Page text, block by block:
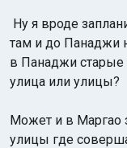
Ну я вроде
там и до Панаджи
в Панаджи старые
улица или улицы?
Может и в Маргао
улицы где